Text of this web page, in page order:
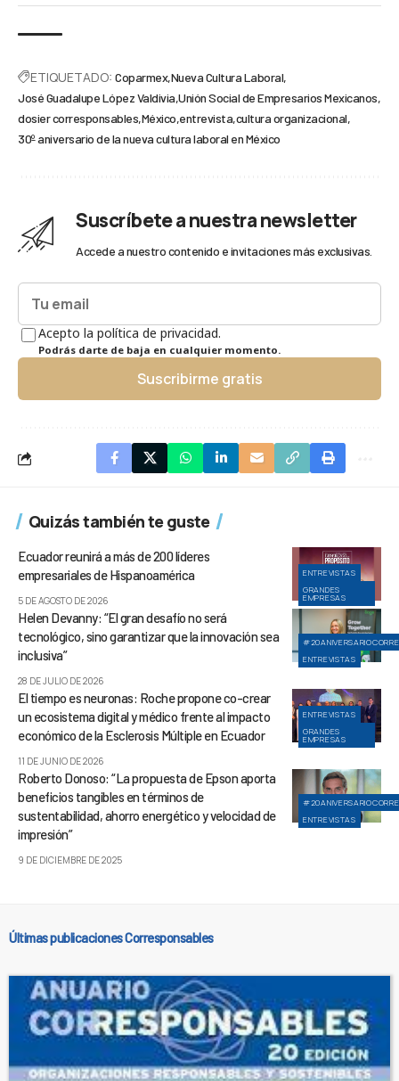
ETIQUETADO: Coparmex Nueva Cultura Laboral
José Guadalupe López Valdivia Unión Social de Empresarios Mexicanos
dosier corresponsables México entrevista cultura organizacional
30º aniversario de la nueva cultura laboral en México
Suscríbete a nuestra newsletter
Accede a nuestro contenido e invitaciones más exclusivas.
Acepto la política de privacidad.
Podrás darte de baja en cualquier momento.
Suscribirme gratis
Quizás también te guste
ENTREVISTAS
GRANDES
EMPRESAS
Ecuador reunirá a más de 200 líderes
empresariales de Hispanoamérica
5 DE AGOSTO DE 2026
ENTREVISTAS
Helen Devanny: “El gran desafío no será
tecnológico, sino garantizar que la innovación sea
inclusiva”
28 DE JULIO DE 2026
ENTREVISTAS
GRANDES
EMPRESAS
El tiempo es neuronas: Roche propone co-crear
un ecosistema digital y médico frente al impacto
económico de la Esclerosis Múltiple en Ecuador
11 DE JUNIO DE 2026
ENTREVISTAS
Roberto Donoso: “La propuesta de Epson aporta
beneficios tangibles en términos de
sustentabilidad, ahorro energético y velocidad de
impresión”
9 DE DICIEMBRE DE 2025
Últimas publicaciones Corresponsables